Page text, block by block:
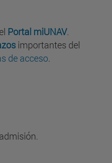
Portal miUNAV.
importantes del
de acceso.